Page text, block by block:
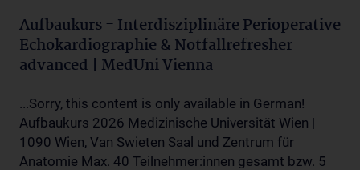
Aufbaukurs - Interdisziplinäre Perioperative
Echokardiographie & Notfallrefresher
advanced | MedUni Vienna
...Sorry, this content is only available in German!
Aufbaukurs 2026 Medizinische Universität Wien |
1090 Wien, Van Swieten Saal und Zentrum für
Anatomie Max. 40 Teilnehmer:innen gesamt bzw. 5